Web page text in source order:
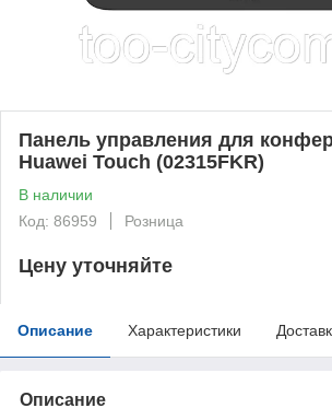
Панель управления для
Huawei Touch (02315FKR)
В наличии
Код: 86959
Розница
Цену уточняйте
Описание Характеристики
Описание